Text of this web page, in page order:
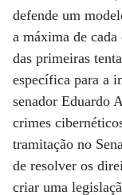
defende um
a máxima de
das primeiras
específica para a
senador Eduardo
crimes
tramitação no
de resolver os
criar uma